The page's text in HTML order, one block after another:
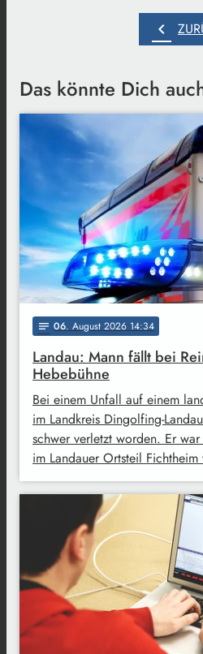
chevron_left
Das könnte Dich
notes 06. August 2026 14:34
Landau: Mann fällt bei
Hebebühne
Bei einem Unfall auf einem
im Landkreis Dingolfing-
schwer verletzt worden. Er
im Landauer Ortsteil